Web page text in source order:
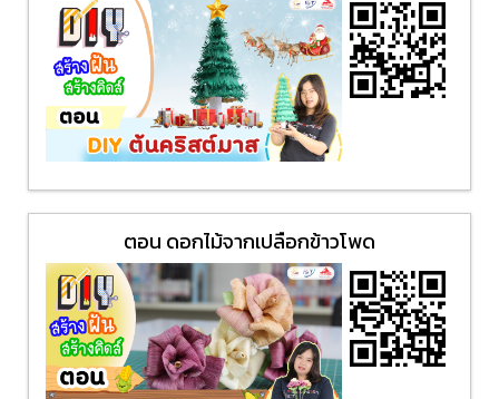
ตอน ดอกไม้จากเปลือกข้าวโพด